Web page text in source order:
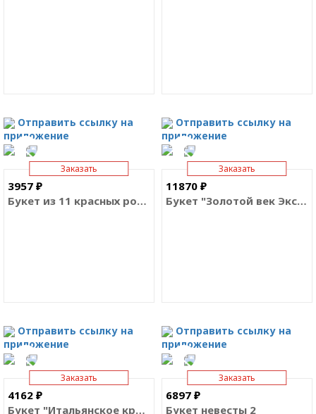
Отправить ссылку на
приложение
Отправить ссылку на
приложение
Заказать
11870 ₽
Букет "Золотой век Экстра"
Отправить ссылку на
приложение
Заказать
3957 ₽
Букет из 11 красных роз Премиум
Отправить ссылку на
приложение
Заказать
6897 ₽
Букет невесты 2
Заказать
4162 ₽
Букет "Итальянское кружево"